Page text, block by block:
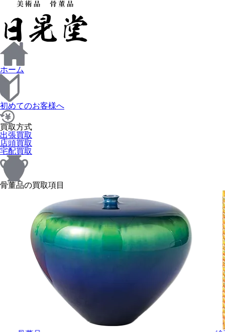
ホーム
初めてのお客様へ
買取方式
出張買取
店頭買取
宅配買取
骨董品の買取項目